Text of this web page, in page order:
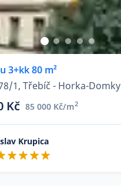
3+kk 80 m²
1, Třebíč - Horka-Domky
Kč 85 000 Kč/m2
Krupica